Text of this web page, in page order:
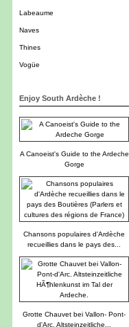
Labeaume
Naves
Thines
Vogüe
Enjoy South Ardèche !
A Canoeist's Guide to the Ardeche
Gorge
Chansons populaires d'Ardèche
recueillies dans le pays des...
Grotte Chauvet bei Vallon- Pont-
d'Arc. Altsteinzeitliche...